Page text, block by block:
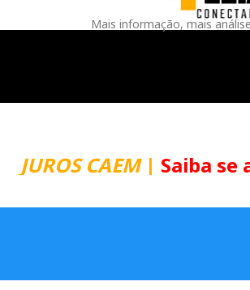
Mais informação, mais
JUROS CAEM| Saiba se